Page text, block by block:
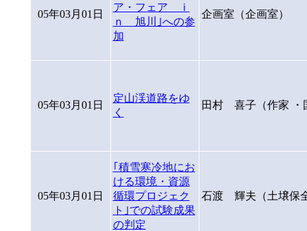
05年03月01日
ア・フェア ｉ
ｎ 旭川｣への参
加
企画室（企画室）
05年03月01日
定山渓道路をゆ
く
田村 喜子（作家 ・
05年03月01日
｢積雪寒冷地にお
ける環境・資源
循環プロジェク
ト｣での試験成果
の判定
石渡 輝夫（土壌保